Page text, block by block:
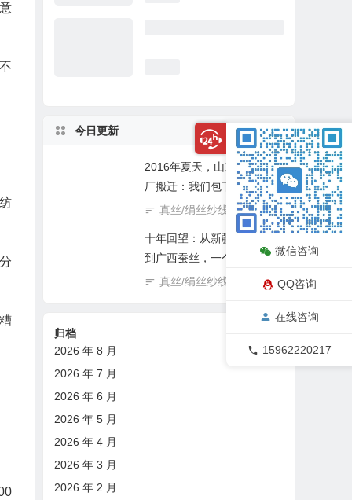
今日更新
2016年夏天，山东即墨服装
厂搬迁：我们包下整仓筒
纱，现金结算，三天清空十
08/06
真丝/绢丝纱线回收
十年回望：从新疆深夜电话
到广西蚕丝，一个纺织回收
老兵的真情自白
08/06
真丝/绢丝纱线回收
归档
2026 年 8 月
2026 年 7 月
2026 年 6 月
2026 年 5 月
2026 年 4 月
2026 年 3 月
2026 年 2 月
微信咨询
QQ咨询
在线咨询
15962220217